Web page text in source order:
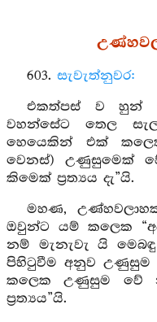
603. සැවැත්නුවර:
එකත්පස් ව හුන්
වහන්සේට තෙල
හෙයෙකින් එක්
වෙනස්) උණුසුමෙක්
කිමෙක් ප්‍රත්‍යය දැ”යි.
මහණ,
ඔවුන්ට යම් කලෙක
නම් මැනැවැ යි
පිහිටුවීම අනුව
කලෙක උණුසුම වේ
ප්‍රත්‍යය”යි.